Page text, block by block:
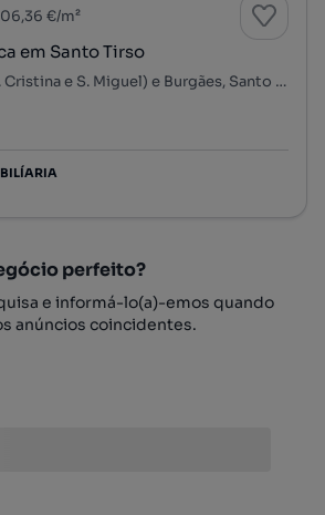
€/m²
em Santo Tirso
St. Tirso, Couto (S. Cristina e S. Miguel) e Burgães, Santo Tirso, Porto
perfeito?
e informá-lo(a)-emos quando
anúncios coincidentes.
pesquisa